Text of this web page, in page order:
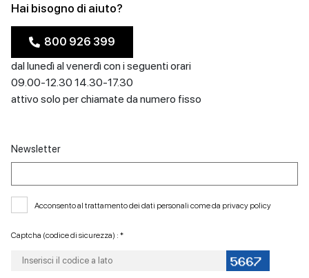
Hai bisogno di aiuto?
800 926 399
dal lunedì al venerdì con i seguenti orari
09.00-12.30 14.30-17.30
attivo solo per chiamate da numero fisso
Newsletter
Acconsento al trattamento dei dati personali come da privacy policy
Captcha (codice di sicurezza) : *